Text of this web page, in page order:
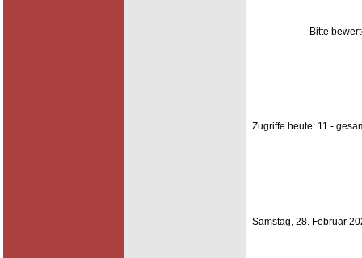
Bitte
Zugriffe heute: 11 -
Samstag, 28. Februar